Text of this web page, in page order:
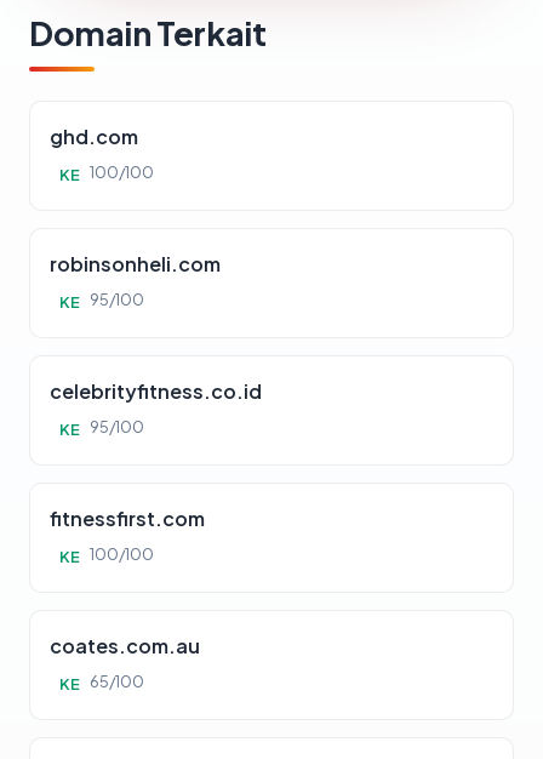
Domain Terkait
ghd.com
KE 100/100
robinsonheli.com
KE 95/100
celebrityfitness.co.id
KE 95/100
fitnessfirst.com
KE 100/100
coates.com.au
KE 65/100